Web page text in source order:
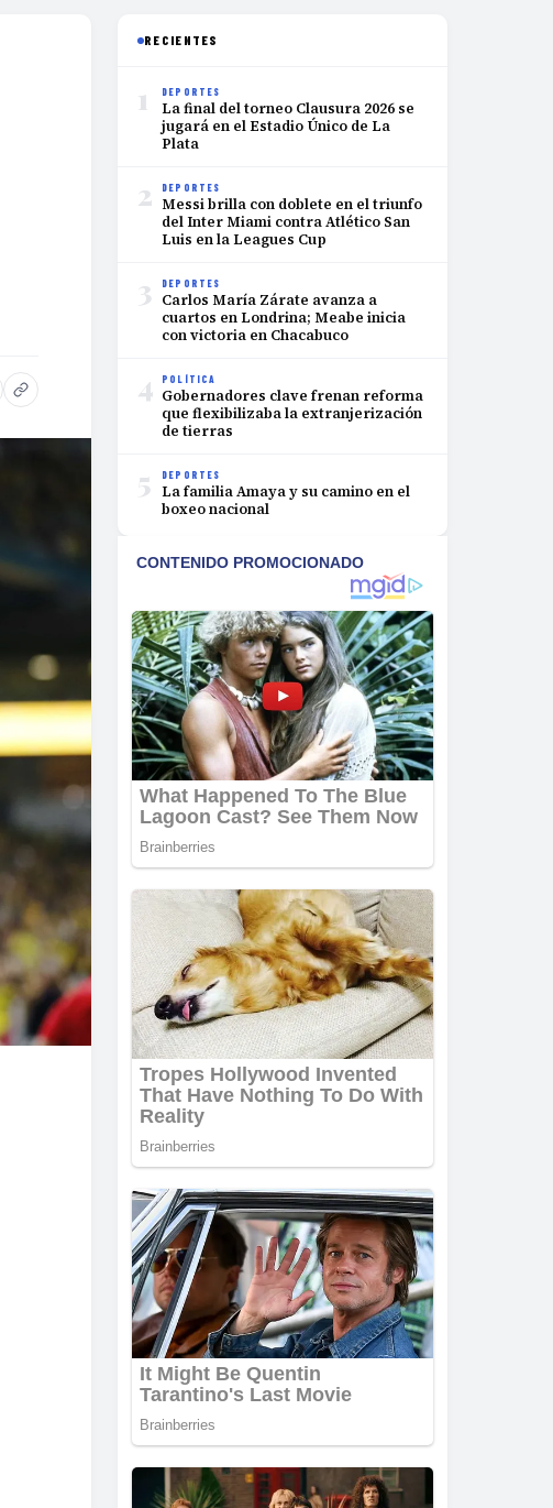
RECIENTES
1 DEPORTES
La final del torneo Clausura 2026 se
jugará en el Estadio Único de La
Plata
2 DEPORTES
Messi brilla con doblete en el triunfo
del Inter Miami contra Atlético San
Luis en la Leagues Cup
3 DEPORTES
Carlos María Zárate avanza a
cuartos en Londrina; Meabe inicia
con victoria en Chacabuco
4 POLÍTICA
Gobernadores clave frenan reforma
que flexibilizaba la extranjerización
de tierras
5 DEPORTES
La familia Amaya y su camino en el
boxeo nacional